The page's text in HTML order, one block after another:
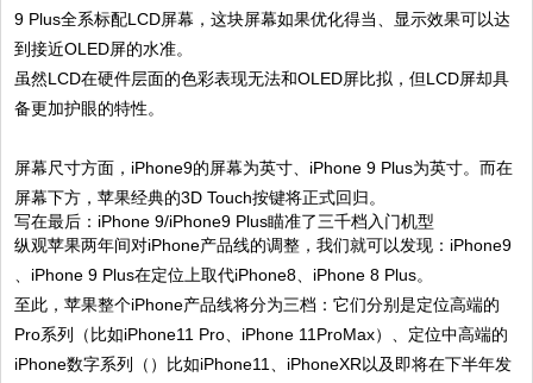
9 Plus全系标配LCD屏幕，这块屏幕如果优化得当、显示效果可以达
到接近OLED屏的水准。
虽然LCD在硬件层面的色彩表现无法和OLED屏比拟，但LCD屏却具
备更加护眼的特性。
屏幕尺寸方面，iPhone9的屏幕为英寸、iPhone 9 Plus为英寸。而在
屏幕下方，苹果经典的3D Touch按键将正式回归。
写在最后：iPhone 9/iPhone9 Plus瞄准了三千档入门机型
纵观苹果两年间对iPhone产品线的调整，我们就可以发现：iPhone9
、iPhone 9 Plus在定位上取代iPhone8、iPhone 8 Plus。
至此，苹果整个iPhone产品线将分为三档：它们分别是定位高端的
Pro系列（比如iPhone11 Pro、iPhone 11ProMax）、定位中高端的
iPhone数字系列（）比如iPhone11、iPhoneXR以及即将在下半年发